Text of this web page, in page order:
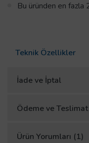
Bu üründen en fazla
Teknik Özellikler
İade ve İptal
Ödeme ve Teslimat
Ürün Yorumları (1)